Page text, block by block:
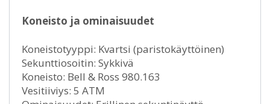
Koneisto ja ominaisuudet
Koneistotyyppi: Kvartsi (paristokäyttöinen)
Sekunttiosoitin: Sykkivä
Koneisto: Bell & Ross 980.163
Vesitiiviys: 5 ATM